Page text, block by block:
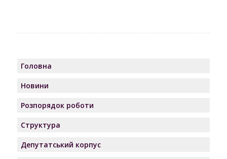
Головна
Новини
Розпорядок роботи
Структура
Депутатський корпус